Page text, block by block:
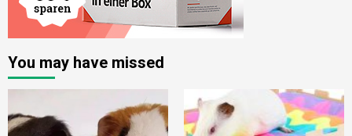
You may have missed